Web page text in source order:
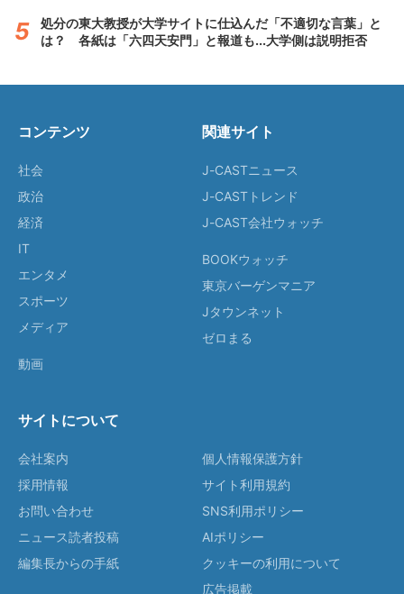
処分の東大教授が大学サイトに仕込んだ「不適切な言葉」と
は？ 各紙は「六四天安門」と報道も...大学側は説明拒否
コンテンツ
社会
政治
経済
IT
エンタメ
スポーツ
メディア
動画
関連サイト
J-CASTニュース
J-CASTトレンド
J-CAST会社ウォッチ
BOOKウォッチ
東京バーゲンマニア
Jタウンネット
ゼロまる
サイトについて
会社案内
採用情報
お問い合わせ
ニュース読者投稿
編集長からの手紙
個人情報保護方針
サイト利用規約
SNS利用ポリシー
AIポリシー
クッキーの利用について
広告掲載